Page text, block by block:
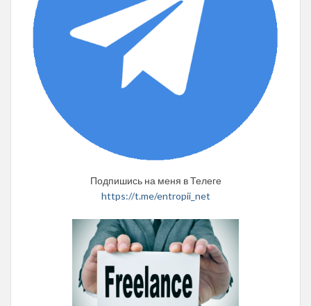
Подпишись на меня в Телеге
https://t.me/entropii_net